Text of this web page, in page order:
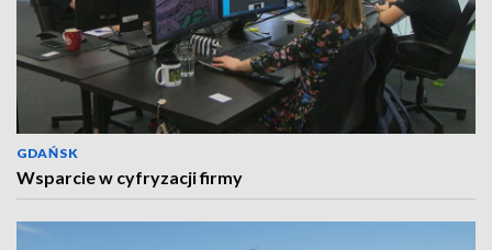
GDAŃSK
Wsparcie w cyfryzacji firmy